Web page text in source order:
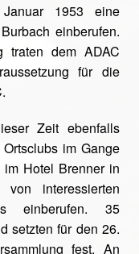
1953 eine
einberufen.
traten dem ADAC
für die
Zeit ebenfalls
im Gange
Hotel Brenner in
von interessierten
einberufen. 35
setzten für den 26.
fest. An